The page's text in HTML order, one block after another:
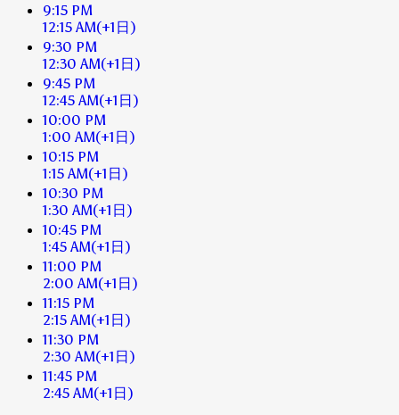
9:15 PM
12:15 AM(+1日)
9:30 PM
12:30 AM(+1日)
9:45 PM
12:45 AM(+1日)
10:00 PM
1:00 AM(+1日)
10:15 PM
1:15 AM(+1日)
10:30 PM
1:30 AM(+1日)
10:45 PM
1:45 AM(+1日)
11:00 PM
2:00 AM(+1日)
11:15 PM
2:15 AM(+1日)
11:30 PM
2:30 AM(+1日)
11:45 PM
2:45 AM(+1日)